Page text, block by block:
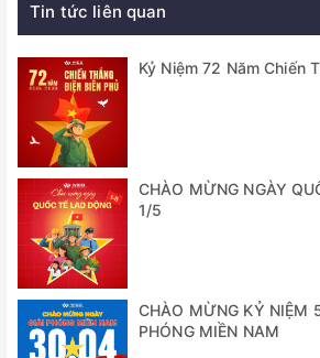
Tin tức liên quan
Kỷ Niệm 72 Năm Chiến
CHÀO MỪNG NGÀY
1/5
CHÀO MỪNG KỶ NIỆM
PHÓNG MIỀN NAM